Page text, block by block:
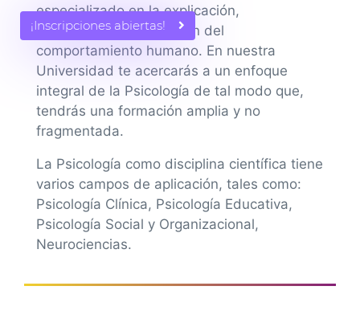
¡Inscripciones abiertas!
especializado en la explicación,
modificación y predicción del
comportamiento humano. En nuestra
Universidad te acercarás a un enfoque
integral de la Psicología de tal modo que,
tendrás una formación amplia y no
fragmentada.
La Psicología como disciplina científica tiene
varios campos de aplicación, tales como:
Psicología Clínica, Psicología Educativa,
Psicología Social y Organizacional,
Neurociencias.